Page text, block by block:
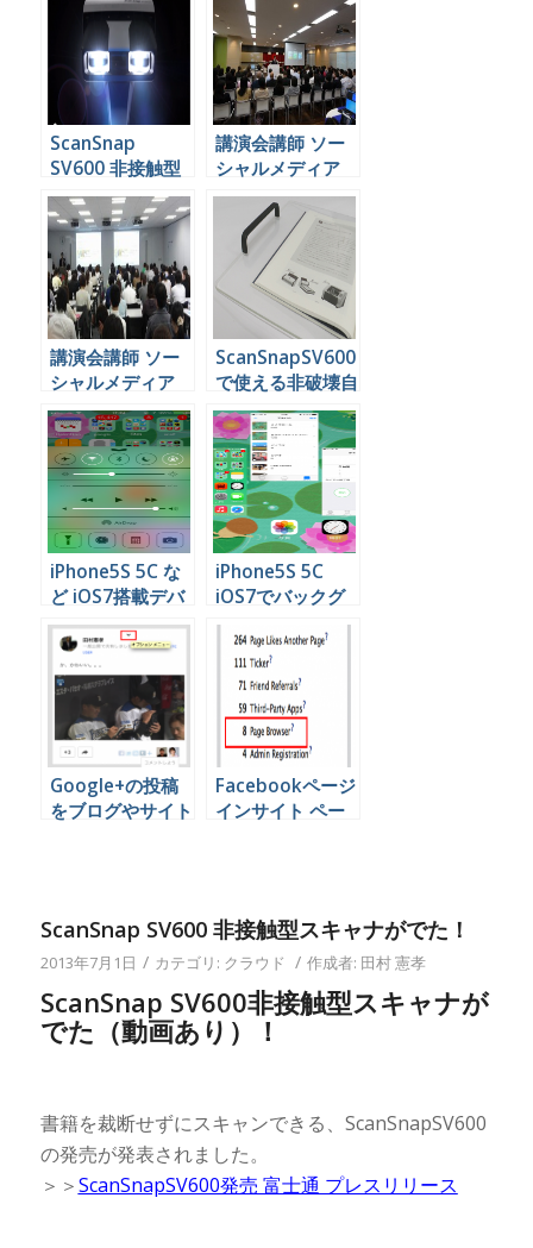
ScanSnap
SV600 非接触型
スキャナがでた！
講演会講師 ソー
シャルメディア
講演会講師 ソー
シャルメディア
大阪 京都 滋賀
ScanSnapSV600
で使える非破壊自
炊の便利ツールが
出ますよぉ
iPhone5S 5C な
ど iOS7搭載デバ
イスで基本機能を
素早く利用する方
法
iPhone5S 5C
iOS7でバックグ
ラウンドで開いて
いるアプリを閉じ
る方法
Google+の投稿
をブログやサイト
Facebookページ
インサイト ペー
ScanSnap SV600 非接触型スキャナがでた！
2013年7月1日 / カテゴリ: クラウド / 作成者: 田村 憲孝
ScanSnap SV600非接触型スキャナが
でた（動画あり）！
書籍を裁断せずにスキャンできる、ScanSnapSV600
の発売が発表されました。
＞＞ScanSnapSV600発売 富士通 プレスリリース